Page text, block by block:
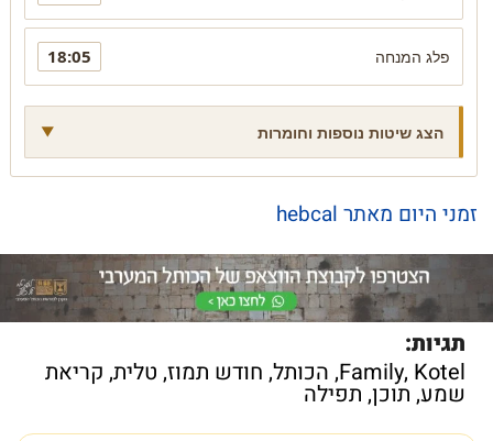
פלג המנחה 18:05
הצג שיטות נוספות וחומרות
זמני היום מאתר hebcal
תגיות:
Family, Kotel
, הכותל, חודש תמוז, טלית, קריאת
שמע, תוכן, תפילה